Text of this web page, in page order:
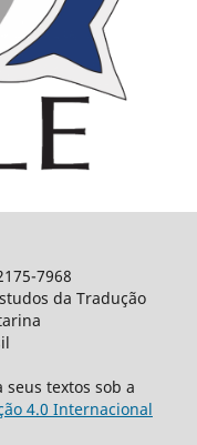
7968
da Tradução
textos sob a
4.0 Internacional